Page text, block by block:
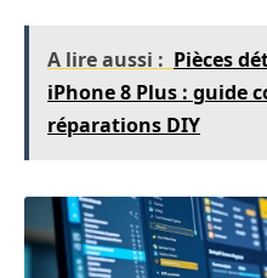
A lire aussi : Pièces
iPhone 8 Plus : guide
réparations DIY